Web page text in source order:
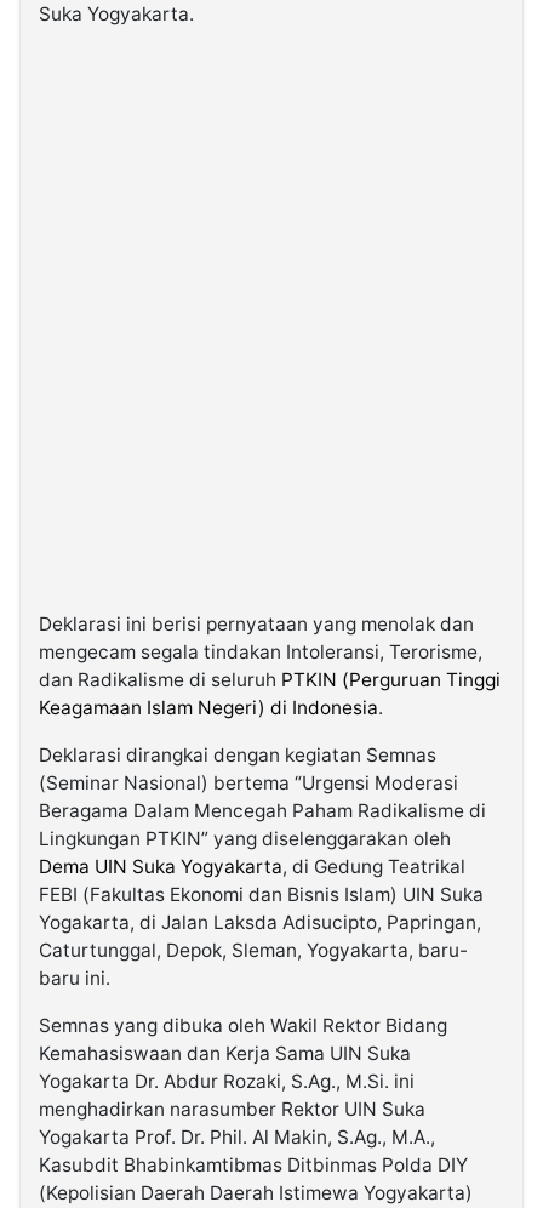
Suka Yogyakarta.
Deklarasi ini berisi pernyataan yang menolak dan
mengecam segala tindakan Intoleransi, Terorisme,
dan Radikalisme di seluruh PTKIN (Perguruan Tinggi
Keagamaan Islam Negeri) di Indonesia.
Deklarasi dirangkai dengan kegiatan Semnas
(Seminar Nasional) bertema “Urgensi Moderasi
Beragama Dalam Mencegah Paham Radikalisme di
Lingkungan PTKIN” yang diselenggarakan oleh
Dema UIN Suka Yogyakarta, di Gedung Teatrikal
FEBI (Fakultas Ekonomi dan Bisnis Islam) UIN Suka
Yogakarta, di Jalan Laksda Adisucipto, Papringan,
Caturtunggal, Depok, Sleman, Yogyakarta, baru-
baru ini.
Semnas yang dibuka oleh Wakil Rektor Bidang
Kemahasiswaan dan Kerja Sama UIN Suka
Yogakarta Dr. Abdur Rozaki, S.Ag., M.Si. ini
menghadirkan narasumber Rektor UIN Suka
Yogakarta Prof. Dr. Phil. Al Makin, S.Ag., M.A.,
Kasubdit Bhabinkamtibmas Ditbinmas Polda DIY
(Kepolisian Daerah Daerah Istimewa Yogyakarta)